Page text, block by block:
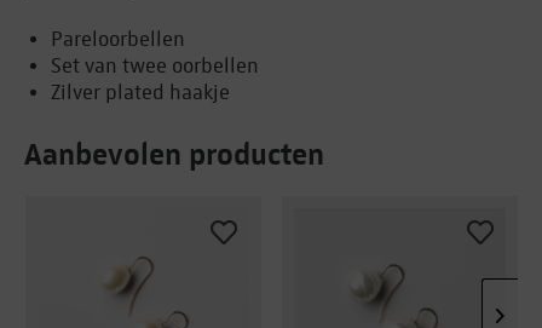
Pareloorbellen
Set van twee oorbellen
Zilver plated haakje
Aanbevolen producten